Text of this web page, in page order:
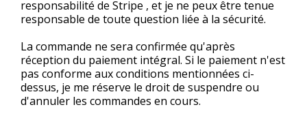
responsabilité de Stripe , et je ne peux être tenue
responsable de toute question liée à la sécurité.
La commande ne sera confirmée qu'après
réception du paiement intégral. Si le paiement n'est
pas conforme aux conditions mentionnées ci-
dessus, je me réserve le droit de suspendre ou
d'annuler les commandes en cours.